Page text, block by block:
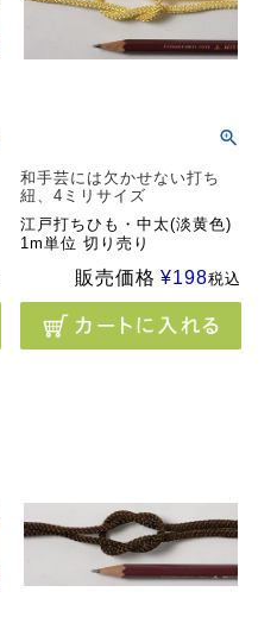
和手芸には欠かせない打ち
紐、4ミリサイズ
江戸打ちひも・中太(淡黄色)
1m単位 切り売り
販売価格 ¥198税込